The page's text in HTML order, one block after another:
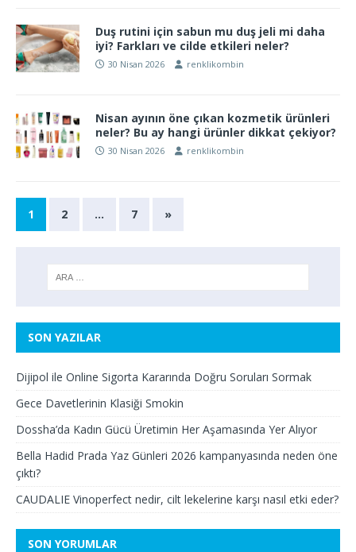
Duş rutini için sabun mu duş jeli mi daha
iyi? Farkları ve cilde etkileri neler?
30 Nisan 2026 renklikombin
Nisan ayının öne çıkan kozmetik ürünleri
neler? Bu ay hangi ürünler dikkat çekiyor?
30 Nisan 2026 renklikombin
1 2 … 7 »
SON YAZILAR
Dijipol ile Online Sigorta Kararında Doğru Soruları Sormak
Gece Davetlerinin Klasiği Smokin
Dossha’da Kadın Gücü Üretimin Her Aşamasında Yer Alıyor
Bella Hadid Prada Yaz Günleri 2026 kampanyasında neden öne
çıktı?
CAUDALIE Vinoperfect nedir, cilt lekelerine karşı nasıl etki eder?
SON YORUMLAR